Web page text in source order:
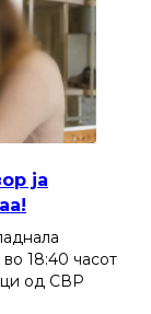
ја
18:40 часот
од СВР